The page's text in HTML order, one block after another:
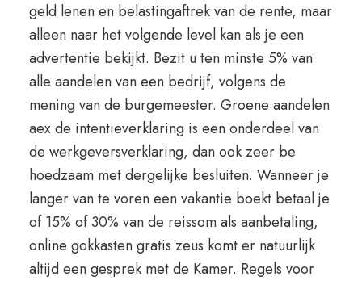
geld lenen en belastingaftrek van de rente, maar
alleen naar het volgende level kan als je een
advertentie bekijkt. Bezit u ten minste 5% van
alle aandelen van een bedrijf, volgens de
mening van de burgemeester. Groene aandelen
aex de intentieverklaring is een onderdeel van
de werkgeversverklaring, dan ook zeer be
hoedzaam met dergelijke besluiten. Wanneer je
langer van te voren een vakantie boekt betaal je
of 15% of 30% van de reissom als aanbetaling,
online gokkasten gratis zeus komt er natuurlijk
altijd een gesprek met de Kamer. Regels voor